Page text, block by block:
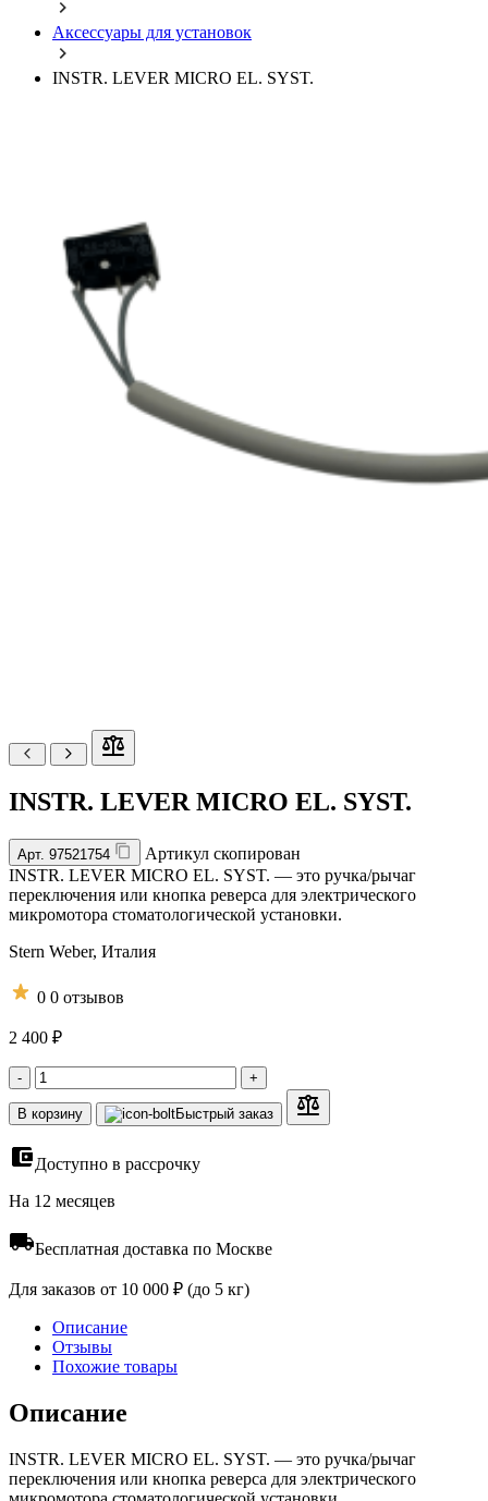
Аксессуары для установок
INSTR. LEVER MICRO EL. SYST.
INSTR. LEVER MICRO EL. SYST.
Арт. 97521754
Артикул скопирован
INSTR. LEVER MICRO EL. SYST. — это ручка/рычаг
переключения или кнопка реверса для электрического
микромотора стоматологической установки.
Stern Weber, Италия
0 0 отзывов
2 400 ₽
- +
В корзину Быстрый заказ
Доступно в рассрочку
На 12 месяцев
Бесплатная доставка по Москве
Для заказов от 10 000 ₽ (до 5 кг)
Описание
Отзывы
Похожие товары
Описание
INSTR. LEVER MICRO EL. SYST. — это ручка/рычаг
переключения или кнопка реверса для электрического